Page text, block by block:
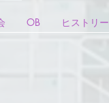
OB ヒストリー